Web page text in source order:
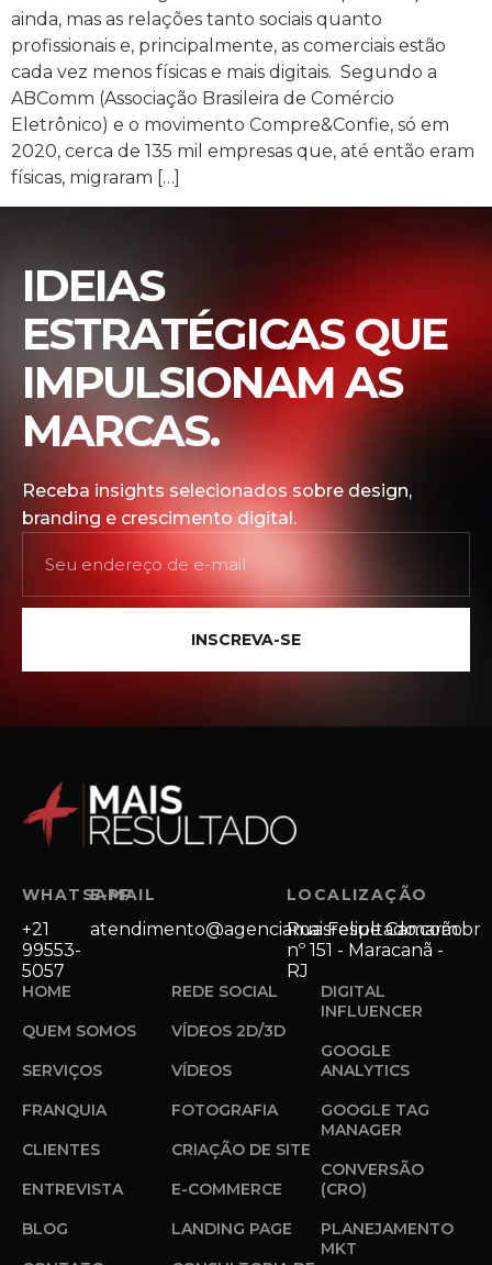
ainda, mas as relações tanto sociais quanto
profissionais e, principalmente, as comerciais estão
cada vez menos físicas e mais digitais. Segundo a
ABComm (Associação Brasileira de Comércio
Eletrônico) e o movimento Compre&Confie, só em
2020, cerca de 135 mil empresas que, até então eram
físicas, migraram […]
IDEIAS
ESTRATÉGICAS QUE
IMPULSIONAM AS
MARCAS.
Receba insights selecionados sobre design,
branding e crescimento digital.
INSCREVA-SE
WHATSAPP
+21
99553-
5057
E-MAIL
atendimento@agenciamaisresultado.com.br
LOCALIZAÇÃO
Rua Felipe Camarão
nº 151 - Maracanã -
RJ
HOME
QUEM SOMOS
SERVIÇOS
FRANQUIA
CLIENTES
ENTREVISTA
BLOG
REDE SOCIAL
VÍDEOS 2D/3D
VÍDEOS
FOTOGRAFIA
CRIAÇÃO DE SITE
E-COMMERCE
LANDING PAGE
DIGITAL
INFLUENCER
GOOGLE
ANALYTICS
GOOGLE TAG
MANAGER
CONVERSÃO
(CRO)
PLANEJAMENTO
MKT